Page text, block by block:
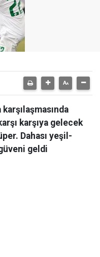
karşıya gelecek
Dahası yeşil-
geldi